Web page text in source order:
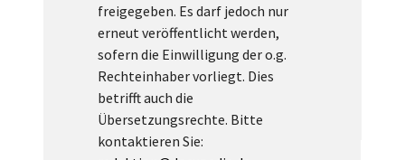
freigegeben. Es darf jedoch nur
erneut veröffentlicht werden,
sofern die Einwilligung der o.g.
Rechteinhaber vorliegt. Dies
betrifft auch die
Übersetzungsrechte. Bitte
kontaktieren Sie: